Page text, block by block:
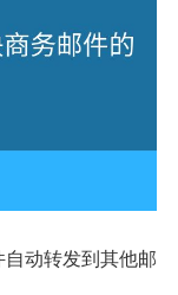
动转发到其他邮